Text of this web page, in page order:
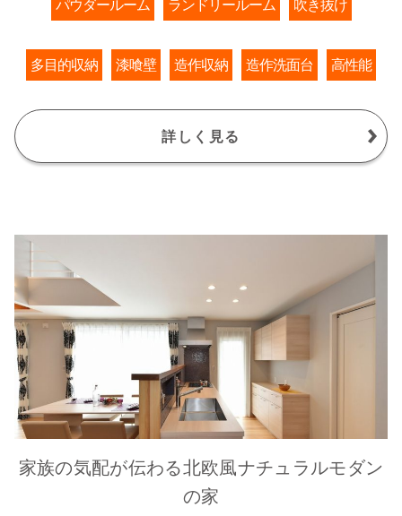
パウダールーム ランドリールーム 吹き抜け
多目的収納 漆喰壁 造作収納 造作洗面台 高性能
詳しく見る
家族の気配が伝わる北欧風ナチュラルモダン
の家